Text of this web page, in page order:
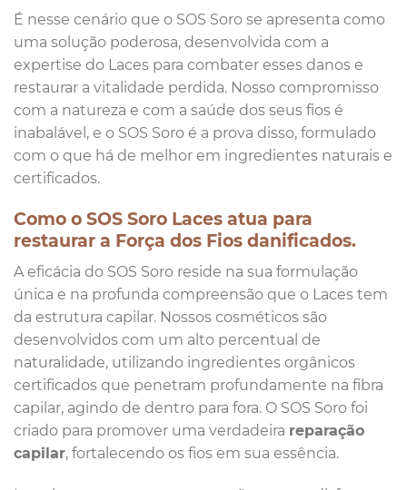
É nesse cenário que o SOS Soro se apresenta como
uma solução poderosa, desenvolvida com a
expertise do Laces para combater esses danos e
restaurar a vitalidade perdida. Nosso compromisso
com a natureza e com a saúde dos seus fios é
inabalável, e o SOS Soro é a prova disso, formulado
com o que há de melhor em ingredientes naturais e
certificados.
Como o SOS Soro Laces atua para
restaurar a Força dos Fios danificados.
A eficácia do SOS Soro reside na sua formulação
única e na profunda compreensão que o Laces tem
da estrutura capilar. Nossos cosméticos são
desenvolvidos com um alto percentual de
naturalidade, utilizando ingredientes orgânicos
certificados que penetram profundamente na fibra
capilar, agindo de dentro para fora. O SOS Soro foi
criado para promover uma verdadeira reparação
capilar, fortalecendo os fios em sua essência.